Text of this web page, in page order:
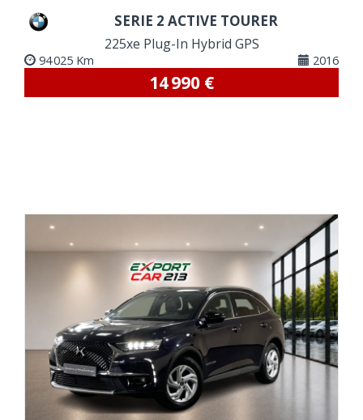
SERIE 2 ACTIVE TOURER
225xe Plug-In Hybrid GPS
94 025 Km 2016
14 990 €
VOIR DETAILS